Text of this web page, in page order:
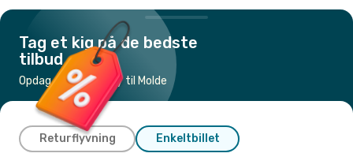
Tag et kig på de bedste
tilbud
Opdag de billigste fly til Molde
Returflyvning Enkeltbillet